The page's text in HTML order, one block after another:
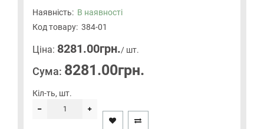
Наявність: В наявності
Код товару: 384-01
Цiна: 8281.00грн./ шт.
Сума: 8281.00грн.
Кіл-ть, шт.